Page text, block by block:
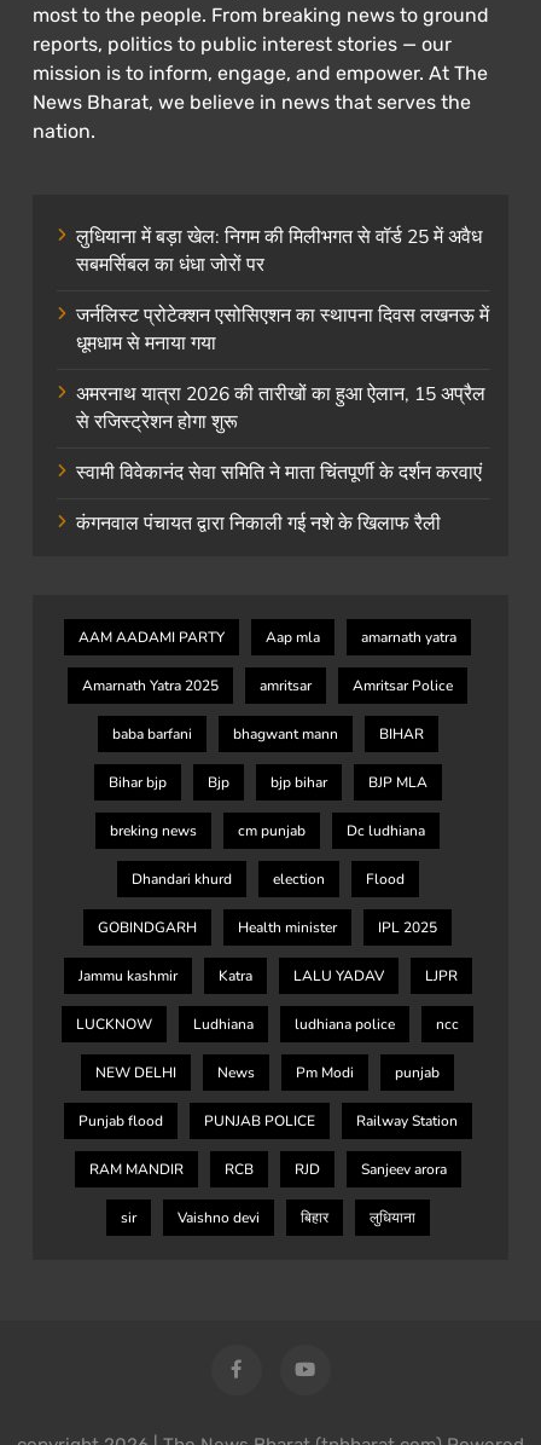
most to the people. From breaking news to ground
reports, politics to public interest stories — our
mission is to inform, engage, and empower. At The
News Bharat, we believe in news that serves the
nation.
लुधियाना में बड़ा खेल: निगम की मिलीभगत से वॉर्ड 25 में अवैध
सबमर्सिबल का धंधा जोरों पर
जर्नलिस्ट प्रोटेक्शन एसोसिएशन का स्थापना दिवस लखनऊ में
धूमधाम से मनाया गया
अमरनाथ यात्रा 2026 की तारीखों का हुआ ऐलान, 15 अप्रैल
से रजिस्ट्रेशन होगा शुरू
स्वामी विवेकानंद सेवा समिति ने माता चिंतपूर्णी के दर्शन करवाएं
कंगनवाल पंचायत द्वारा निकाली गई नशे के खिलाफ रैली
AAM AADAMI PARTY Aap mla amarnath yatra
Amarnath Yatra 2025 amritsar Amritsar Police
baba barfani bhagwant mann BIHAR
Bihar bjp Bjp bjp bihar BJP MLA
breking news cm punjab Dc ludhiana
Dhandari khurd election Flood
GOBINDGARH Health minister IPL 2025
Jammu kashmir Katra LALU YADAV LJPR
LUCKNOW Ludhiana ludhiana police ncc
NEW DELHI News Pm Modi punjab
Punjab flood PUNJAB POLICE Railway Station
RAM MANDIR RCB RJD Sanjeev arora
sir Vaishno devi बिहार लुधियाना